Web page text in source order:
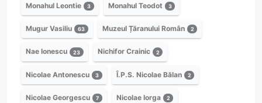
Monahul Leontie 3 Monahul Teodot 3
Mugur Vasiliu 63 Muzeul Țăranului Român 2
Nae Ionescu 23 Nichifor Crainic 2
Nicolae Antonescu 3 Î.P.S. Nicolae Bălan 2
Nicolae Georgescu 7 Nicolae Iorga 2